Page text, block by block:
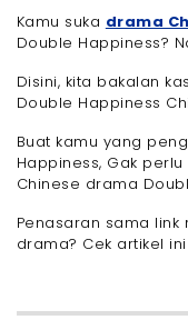
- 1. JSTV /
- 2. Tencent
Link Nonton
Indo
Cobain
Jaringan
Terjangkau!
- Akhir Kata
Kamu suka drama
Double Happiness?
Disini, kita bakalan
Double Happiness
Buat kamu yang
Happiness, Gak
Chinese drama
Penasaran sama link
drama? Cek artikel